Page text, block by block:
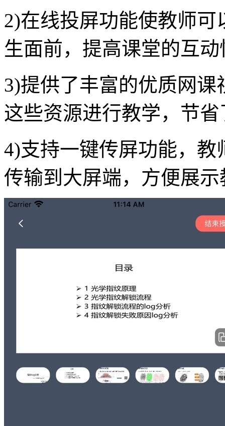
2)在线投屏功能使教师
生面前，提高课堂的互动
3)提供了丰富的优质网
这些资源进行教学，节
4)支持一键传屏功能，
传输到大屏端，方便展